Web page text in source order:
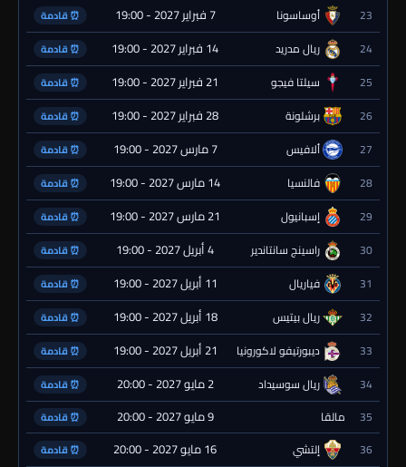
23 أوساسونا 7 فبراير 2027 - 19:00 ⏰ قادمة
24 ريال مدريد 14 فبراير 2027 - 19:00 ⏰ قادمة
25 سيلتا فيجو 21 فبراير 2027 - 19:00 ⏰ قادمة
26 برشلونة 28 فبراير 2027 - 19:00 ⏰ قادمة
27 ألافيس 7 مارس 2027 - 19:00 ⏰ قادمة
28 فالنسيا 14 مارس 2027 - 19:00 ⏰ قادمة
29 إسبانيول 21 مارس 2027 - 19:00 ⏰ قادمة
30 راسينج سانتاندير 4 أبريل 2027 - 19:00 ⏰ قادمة
31 فياريال 11 أبريل 2027 - 19:00 ⏰ قادمة
32 ريال بيتيس 18 أبريل 2027 - 19:00 ⏰ قادمة
33 ديبورتيفو لاكورونيا 21 أبريل 2027 - 19:00 ⏰ قادمة
34 ريال سوسيداد 2 مايو 2027 - 20:00 ⏰ قادمة
35 مالقا 9 مايو 2027 - 20:00 ⏰ قادمة
36 إلتشي 16 مايو 2027 - 20:00 ⏰ قادمة